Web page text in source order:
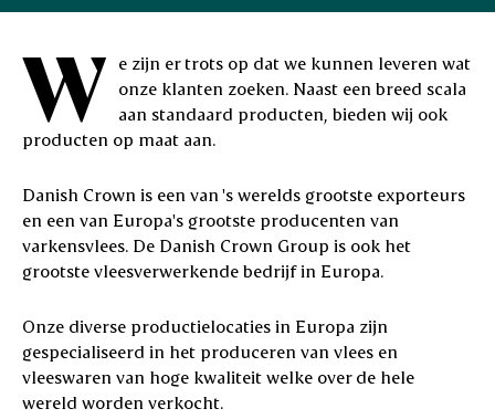
W
e zijn er trots op dat we kunnen leveren wat
onze klanten zoeken. Naast een breed scala
aan standaard producten, bieden wij ook
producten op maat aan.
Danish Crown is een van 's werelds grootste exporteurs
en een van Europa's grootste producenten van
varkensvlees. De Danish Crown Group is ook het
grootste vleesverwerkende bedrijf in Europa.
Onze diverse productielocaties in Europa zijn
gespecialiseerd in het produceren van vlees en
vleeswaren van hoge kwaliteit welke over de hele
wereld worden verkocht.